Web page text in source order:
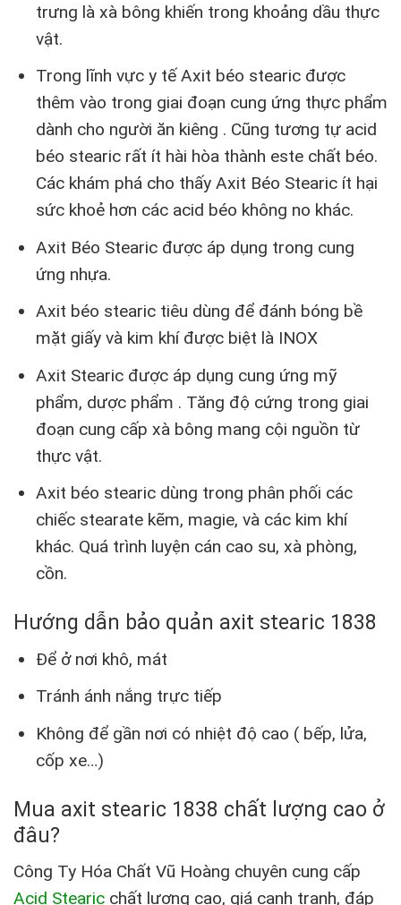
trưng là xà bông khiến trong khoảng dầu thực
vật.
Trong lĩnh vực y tế Axit béo stearic được
thêm vào trong giai đoạn cung ứng thực phẩm
dành cho người ăn kiêng . Cũng tương tự acid
béo stearic rất ít hài hòa thành este chất béo.
Các khám phá cho thấy Axit Béo Stearic ít hại
sức khoẻ hơn các acid béo không no khác.
Axit Béo Stearic được áp dụng trong cung
ứng nhựa.
Axit béo stearic tiêu dùng để đánh bóng bề
mặt giấy và kim khí được biệt là INOX
Axit Stearic được áp dụng cung ứng mỹ
phẩm, dược phẩm . Tăng độ cứng trong giai
đoạn cung cấp xà bông mang cội nguồn từ
thực vật.
Axit béo stearic dùng trong phân phối các
chiếc stearate kẽm, magie, và các kim khí
khác. Quá trình luyện cán cao su, xà phòng,
cồn.
Hướng dẫn bảo quản axit stearic 1838
Để ở nơi khô, mát
Tránh ánh nắng trực tiếp
Không để gần nơi có nhiệt độ cao ( bếp, lửa,
cốp xe…)
Mua axit stearic 1838 chất lượng cao ở
đâu?
Công Ty Hóa Chất Vũ Hoàng chuyên cung cấp
Acid Stearic chất lượng cao, giá cạnh tranh, đáp